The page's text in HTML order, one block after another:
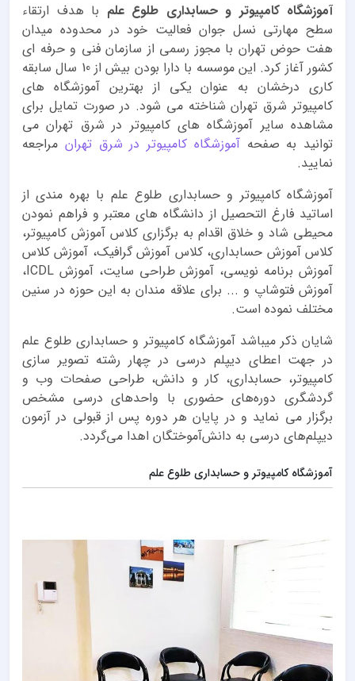
آموزشگاه کامپیوتر و حسابداری طلوع علم با هدف ارتقاء
سطح مهارتی نسل جوان فعالیت خود در محدوده میدان
هفت حوض تهران با مجوز رسمی از سازمان فنی و حرفه ای
کشور آغاز کرد. این موسسه با دارا بودن بیش از 10 سال سابقه
کاری درخشان به عنوان یکی از بهترین آموزشگاه های
کامپیوتر شرق تهران شناخته می شود. در صورت تمایل برای
مشاهده سایر آموزشگاه های کامپیوتر در شرق تهران می
توانید به صفحهآموزشگاه کامپیوتر در شرق تهران مراجعه
نمایید.
آموزشگاه کامپیوتر و حسابداری طلوع علم با بهره مندی از
اساتید فارغ التحصیل از دانشگاه های معتبر و فراهم نمودن
محیطی شاد و خلاق اقدام به برگزاری کلاس آموزش کامپیوتر،
کلاس آموزش حسابداری، کلاس آموزش گرافیک، آموزش کلاس
آموزش برنامه نویسی، آموزش طراحی سایت، آموزش ICDL،
آموزش فتوشاپ و ... برای علاقه مندان به این حوزه در سنین
مختلف نموده است.
شایان ذکر میباشد آموزشگاه کامپیوتر و حسابداری طلوع علم
در جهت اعطای دیپلم درسی در چهار رشته‌ تصویر سازی
کامپیوتر، حسابداری، کار و دانش، طراحی صفحات وب و
گردشگری دوره‌های حضوری با واحدهای درسی مشخص
برگزار می نماید و در پایان هر دوره‌ پس از قبولی در آزمون
دیپلم‌های درسی به دانش‌آموختگان اهدا می‌گردد.
آموزشگاه کامپیوتر و حسابداری طلوع علم